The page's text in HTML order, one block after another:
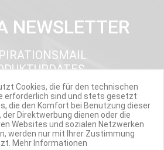
NEWSLETTER
INFORMIERT
ANGEBOTE
Community!
Cookies, die für den technischen
erforderlich sind und stets gesetzt
die den Komfort bei Benutzung dieser
Direktwerbung dienen oder die
Websites und sozialen Netzwerken
werden nur mit Ihrer Zustimmung
Mehr Informationen